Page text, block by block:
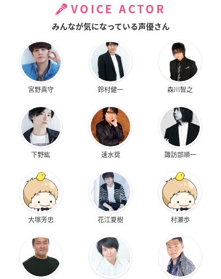
VOICE ACTOR
みんなが気になっている声優さん
宮野真守 鈴村健一 森川智之
下野紘 速水奨 諏訪部順一
大塚芳忠 花江夏樹 村瀬歩